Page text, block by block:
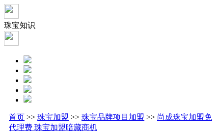
珠宝知识
首页 >> 珠宝加盟 >> 珠宝品牌项目加盟 >> 尚成珠宝加盟免
代理费 珠宝加盟暗藏商机